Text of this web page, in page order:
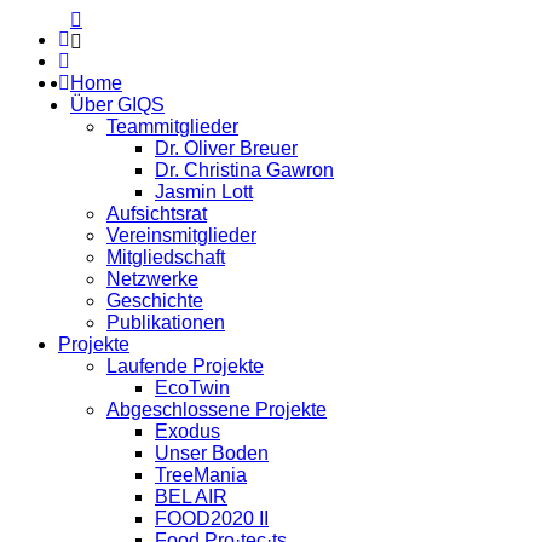
Home
Über GIQS
Teammitglieder
Dr. Oliver Breuer
Dr. Christina Gawron
Jasmin Lott
Aufsichtsrat
Vereinsmitglieder
Mitgliedschaft
Netzwerke
Geschichte
Publikationen
Projekte
Laufende Projekte
EcoTwin
Abgeschlossene Projekte
Exodus
Unser Boden
TreeMania
BEL AIR
FOOD2020 II